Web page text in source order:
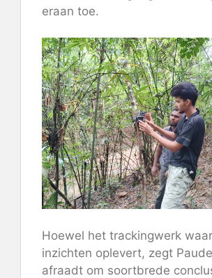
eraan toe.
Hoewel het trackingwerk
inzichten oplevert, zegt
afraadt om soortbrede